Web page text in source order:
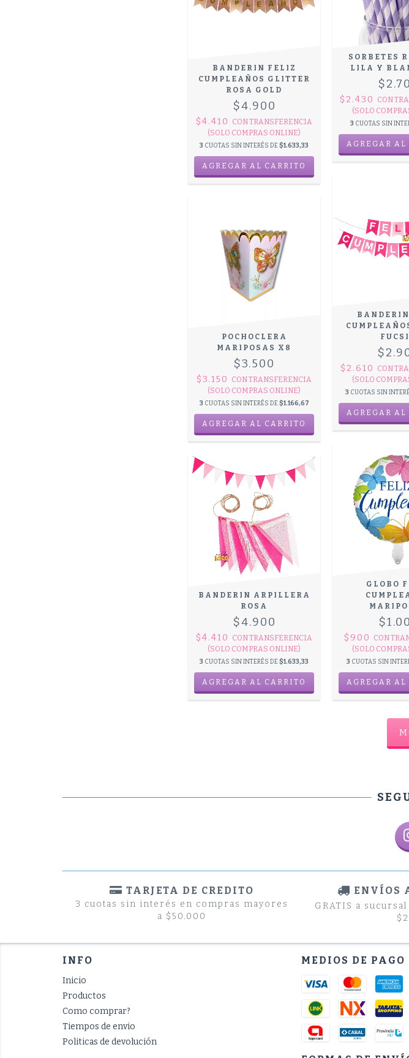
BANDERIN FELIZ
CUMPLEAÑOS GLITTER
ROSA GOLD
$4.900
$4.410 CONTRANSFERENCIA
(SOLO COMPRAS ONLINE)
3 CUOTAS SIN INTERÉS DE$1.633,33
SORBETES
LILA Y
$2.430 CON
(SOLO
3 CUOTAS SIN
POCHOCLERA
MARIPOSAS X8
$3.500
$3.150 CONTRANSFERENCIA
(SOLO COMPRAS ONLINE)
3 CUOTAS SIN INTERÉS DE $1.166,67
$2.610 CON
(SOLO
3 CUOTAS SIN
BANDERIN ARPILLERA
ROSA
$4.900
$4.410 CONTRANSFERENCIA
(SOLO COMPRAS ONLINE)
3 CUOTAS SIN INTERÉS DE$1.633,33
GLOBO
$900 CON
(SOLO
3 CUOTAS SIN
TARJETA DE CREDITO
3 cuotas sin interés en compras mayores
a $50.000
ENVÍOS
GRATIS a
INFO
Inicio
Productos
Como comprar?
Tiempos de envio
Politicas de devolución
MEDIOS DE PAGO